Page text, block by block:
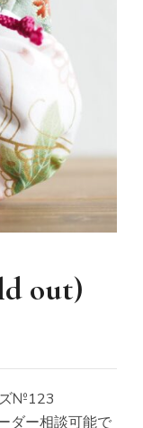
out)
ズ№123
ダー相談可能で